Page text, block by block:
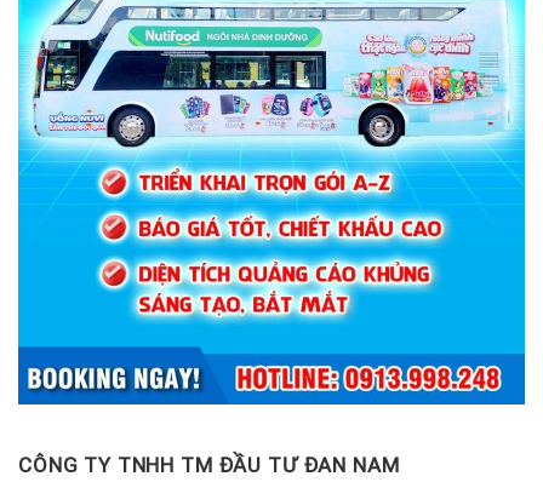
CÔNG TY TNHH TM ĐẦU TƯ ĐAN NAM